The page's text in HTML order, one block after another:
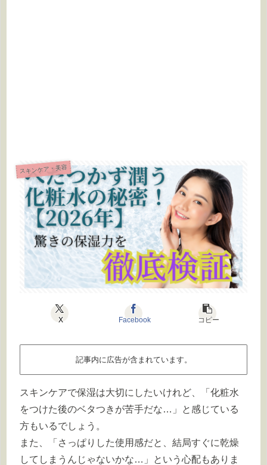
スキンケア・美容
X Facebook コピー
記事内に広告が含まれています。
スキンケアで保湿は大切にしたいけれど、「化粧水
をつけた後のベタつきが苦手だな…」と感じている
方もいるでしょう。
また、「さっぱりした使用感だと、結局すぐに乾燥
してしまうんじゃないかな…」という心配もありま